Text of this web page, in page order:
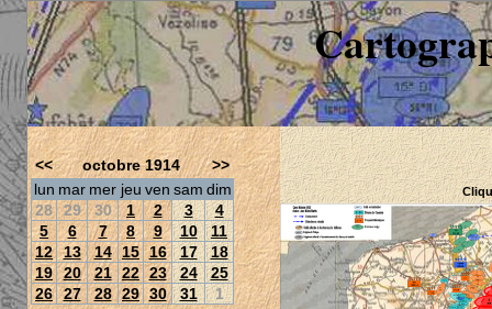
<< octobre 1914
>>
lun mar mer jeu ven sam dim
28 29 30 1 2 3
4
5
6 7 8 9 10
11
12 13 14 15 16 17
18
19 20 21 22 23 24
25
26 27 28 29 30 31 1